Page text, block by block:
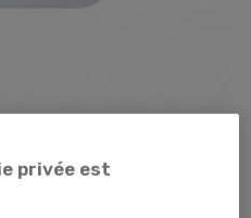
17,99 € HT
privée est